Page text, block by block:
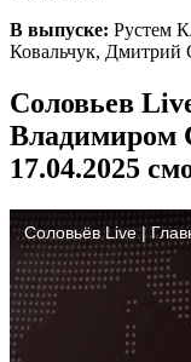
В выпуске: Рустем
Ковальчук, Дмитрий
Соловьев
Владимиром
17.04.2025